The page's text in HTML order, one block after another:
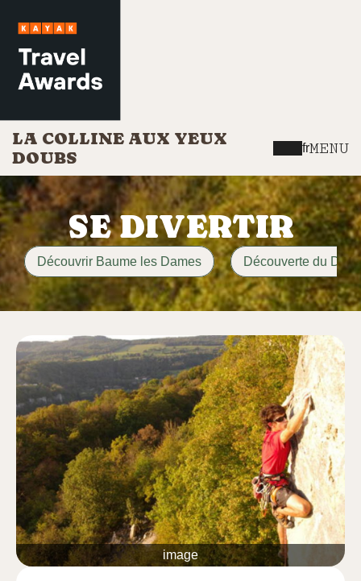
LA COLLINE AUX YEUX
DOUBS
frMENU
SE DIVERTIR
Découvrir Baume les Dames Découverte du
image